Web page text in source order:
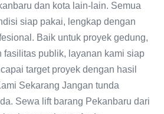
dan kota lain-lain. Semua
siap pakai, lengkap dengan
Baik untuk proyek gedung,
fasilitas publik, layanan kami siap
target proyek dengan hasil
Sekarang Jangan tunda
Sewa lift barang Pekanbaru dari